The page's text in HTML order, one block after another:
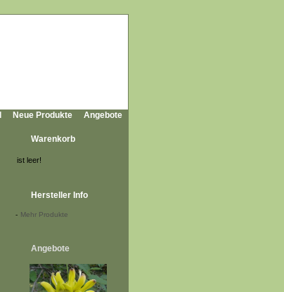
Neue Produkte Angebote
Warenkorb
ist leer!
Hersteller Info
- Mehr Produkte
Angebote